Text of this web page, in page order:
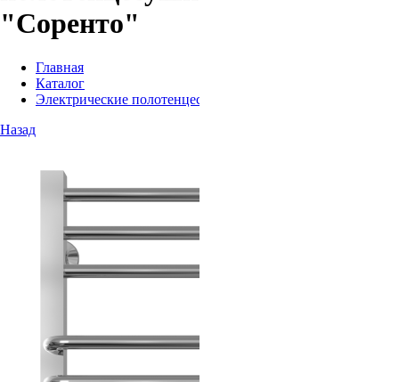
"Соренто"
Главная
Каталог
Электрические полотенцесушители
Назад